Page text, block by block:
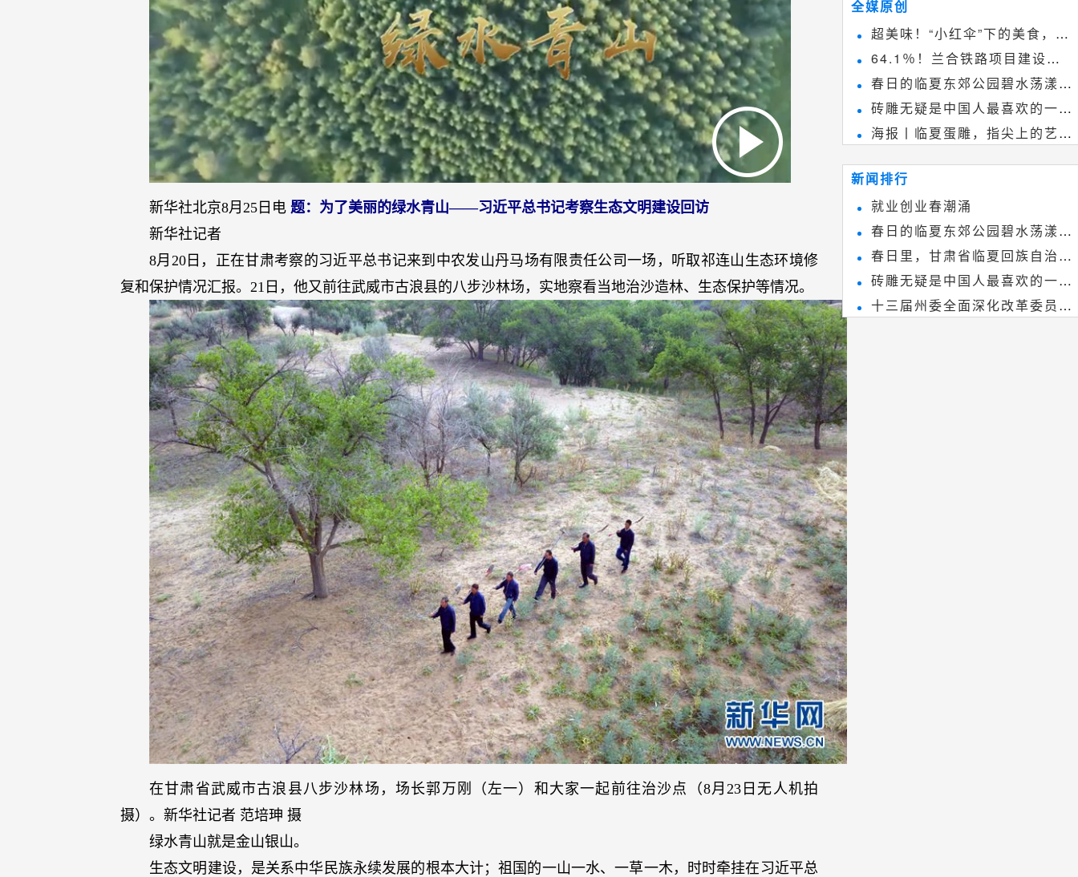
新华社北京8月25日电 题：为了美丽的绿水青山——习近平总书记考察生态文明建设回访
新华社记者
8月20日，正在甘肃考察的习近平总书记来到中农发山丹马场有限责任公司一场，听取祁连山生态环境修
复和保护情况汇报。21日，他又前往武威市古浪县的八步沙林场，实地察看当地治沙造林、生态保护等情况。
在甘肃省武威市古浪县八步沙林场，场长郭万刚（左一）和大家一起前往治沙点（8月23日无人机拍
摄）。新华社记者 范培珅 摄
绿水青山就是金山银山。
生态文明建设，是关系中华民族永续发展的根本大计；祖国的一山一水、一草一木，时时牵挂在习近平总
全媒原创
超美味！“小红伞”下的美食，绝
不能错过~
64.1％！兰合铁路项目建设加
速推进
春日的临夏东郊公园碧水荡漾、
春花烂漫
砖雕无疑是中国人最喜欢的一种
雕刻艺术，它不仅是民间实用美术
和建筑装饰艺术的有机结合，更成
为中国建筑史上彰品东方美不可磨
灭的一笔。一方青砖里不仅藏着广
海报丨临夏蛋雕，指尖上的艺术
~
新闻排行
就业创业春潮涌
春日的临夏东郊公园碧水荡漾、
春花烂漫
春日里，甘肃省临夏回族自治州
境内的刘家峡大桥，壮观美丽!
砖雕无疑是中国人最喜欢的一种
雕刻艺术，它不仅是民间实用美术
十三届州委全面深化改革委员会